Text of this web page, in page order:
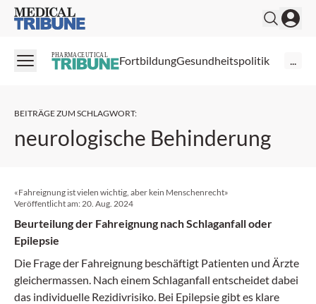
Medical Tribune
PHARMACEUTICAL FortbildungGesundheitspolitik ...
BEITRÄGE ZUM SCHLAGWORT:
neurologische Behinderung
«Fahreignung ist vielen wichtig, aber kein Menschenrecht»
Veröffentlicht am: 20. Aug. 2024
Beurteilung der Fahreignung nach Schlaganfall oder
Epilepsie
Die Frage der Fahreignung beschäftigt Patienten und Ärzte
gleichermassen. Nach einem Schlaganfall entscheidet dabei
das individuelle Rezidivrisiko. Bei Epilepsie gibt es klare